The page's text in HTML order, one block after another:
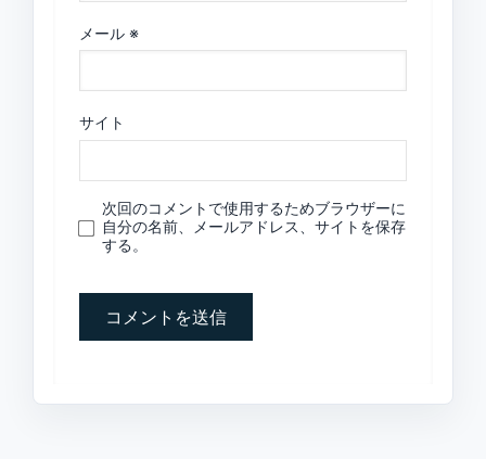
メール ※
サイト
次回のコメントで使用するためブラウザーに
自分の名前、メールアドレス、サイトを保存
する。